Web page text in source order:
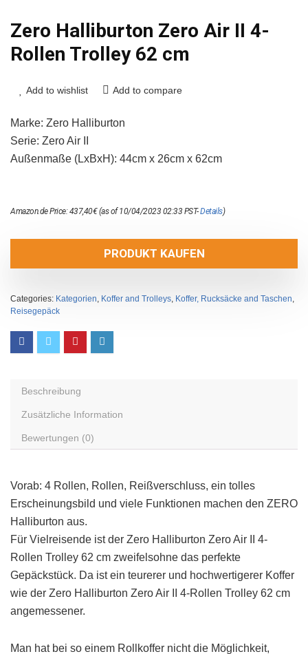
Zero Halliburton Zero Air II 4-
Rollen Trolley 62 cm
Add to wishlist Add to compare
Marke: Zero Halliburton
Serie: Zero Air II
Außenmaße (LxBxH): 44cm x 26cm x 62cm
Amazon.de Price:437,40€(as of 10/04/2023 02:33 PST-Details)
PRODUKT KAUFEN
Categories: Kategorien, Koffer and Trolleys, Koffer, Rucksäcke and Taschen,
Reisegepäck
Beschreibung
Zusätzliche Information
Bewertungen (0)
Vorab: 4 Rollen, Rollen, Reißverschluss, ein tolles
Erscheinungsbild und viele Funktionen machen den ZERO
Halliburton aus.
Für Vielreisende ist der Zero Halliburton Zero Air II 4-
Rollen Trolley 62 cm zweifelsohne das perfekte
Gepäckstück. Da ist ein teurerer und hochwertigerer Koffer
wie der Zero Halliburton Zero Air II 4-Rollen Trolley 62 cm
angemessener.
Man hat bei so einem Rollkoffer nicht die Möglichkeit,